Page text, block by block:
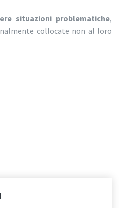
situazioni problematiche,
collocate non al loro